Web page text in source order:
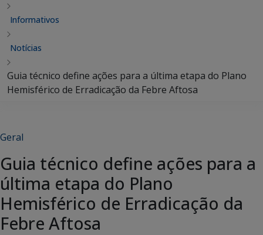
Informativos
Notícias
Guia técnico define ações para a última etapa do Plano
Hemisférico de Erradicação da Febre Aftosa
Geral
Guia técnico define ações para a
última etapa do Plano
Hemisférico de Erradicação da
Febre Aftosa